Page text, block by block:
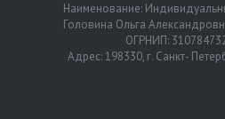
Наименование:
Головина Ольга
ОГРНИП:
Адрес: 198330, г. Санкт-